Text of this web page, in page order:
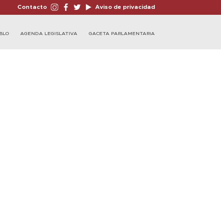
Contacto Aviso de privacidad
AGENDA LEGISLATIVA GACETA PARLAMENTARIA